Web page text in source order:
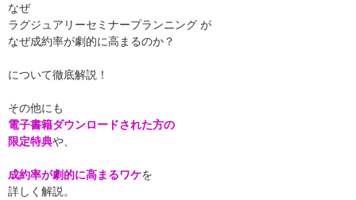
なぜ
ラグジュアリーセミナープランニング が
なぜ成約率が劇的に高まるのか？
について徹底解説！
その他にも
電子書籍ダウンロードされた方の
限定特典や、
成約率が劇的に高まるワケを
詳しく解説。